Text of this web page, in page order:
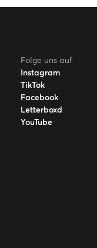
Folge uns auf
Instagram
TikTok
Facebook
Letterboxd
YouTube